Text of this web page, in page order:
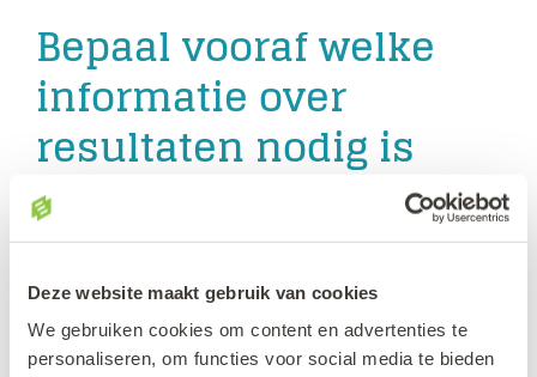
Deze website maakt gebruik van cookies
We gebruiken cookies om content en advertenties te
personaliseren, om functies voor social media te bieden
Bepaal vooraf welke
informatie over
resultaten nodig is
We willen hier graag onderscheid maken tussen
twee begrippen (Earl & LeMahieu, 1997):
rapporteren van informatie die gaat over